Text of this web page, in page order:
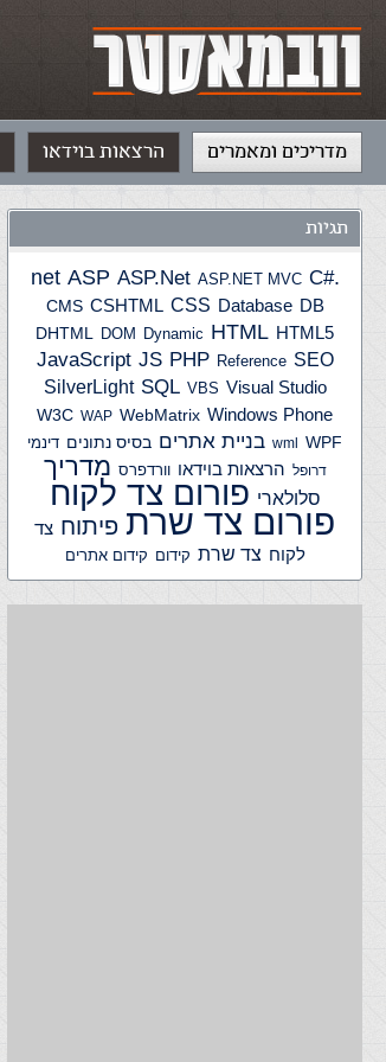
מדריכים ומאמרים הרצאות בוידאו
תגיות
.net
ASP ASP.Net ASP.NET MVC C#
CMS CSHTML CSS Database DB
DHTML
DOM Dynamic HTML HTML5
JavaScript JS PHP Reference SEO
SilverLight SQL VBS Visual Studio
W3C WAP WebMatrix Windows Phone
wml WPF בניית אתרים בסיס נתונים דינמי
דרופל הרצאות בוידאו וורדפרס מדריך
סלולארי פורום צד לקוח
פורום צד שרת פיתוח צד
לקוח צד שרת קידום קידום אתרים